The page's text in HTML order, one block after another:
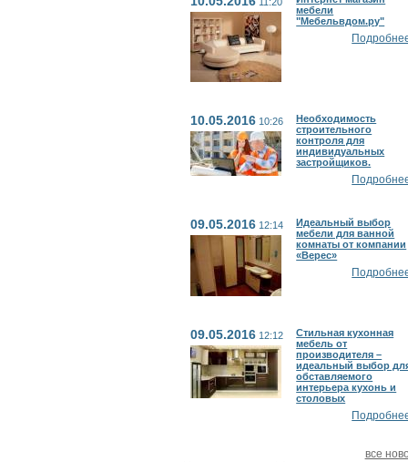
мебели
"Мебельвдом.ру"
10.05.2016 10:26
Необходимость
строительного
контроля для
индивидуальных
застройщиков.
09.05.2016 12:14
Идеальный выбор
мебели для ванной
комнаты от компании
«Верес»
09.05.2016 12:12
Стильная кухонная
мебель от
производителя –
идеальный выбор
обставляемого
интерьера кухонь и
столовых
все